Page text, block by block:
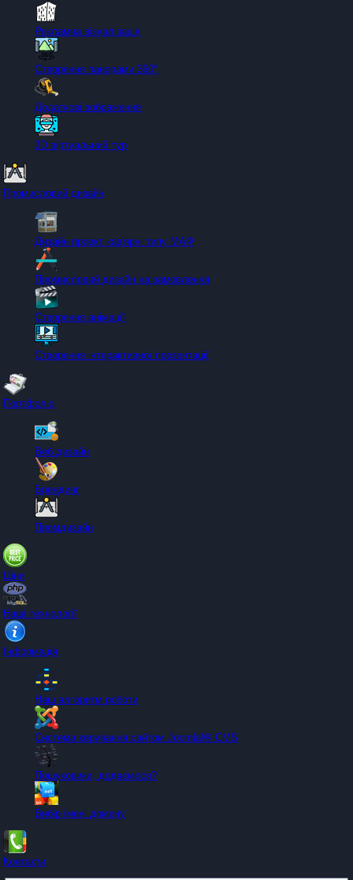
Рекламна візуалізація
Створення панорами 360°
Додаткові зображення
3D віртуальний тур
Промисловий дизайн
Дизайн проект кав'ярні типу МАФ
Промисловий дизайн на замовлення
Створення анімації
Створення інтерактивної презентації
Портфоліо
Веб дизайн
Брендинг
Промдизайн
Ціни
Наші технології
Інформація
Наш алгоритм роботи
Система керування сайтом Joomla!® CMS
Пошуковики, додаємося?
Вибір імені домену
Контакти